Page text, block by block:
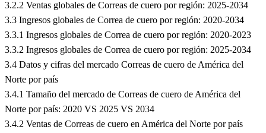
3.2.2 Ventas globales de Correas de cuero por región: 2025-2034
3.3 Ingresos globales de Correa de cuero por región: 2020-2034
3.3.1 Ingresos globales de Correa de cuero por región: 2020-2023
3.3.2 Ingresos globales de Correa de cuero por región: 2025-2034
3.4 Datos y cifras del mercado Correas de cuero de América del
Norte por país
3.4.1 Tamaño del mercado de Correas de cuero de América del
Norte por país: 2020 VS 2025 VS 2034
3.4.2 Ventas de Correas de cuero en América del Norte por país